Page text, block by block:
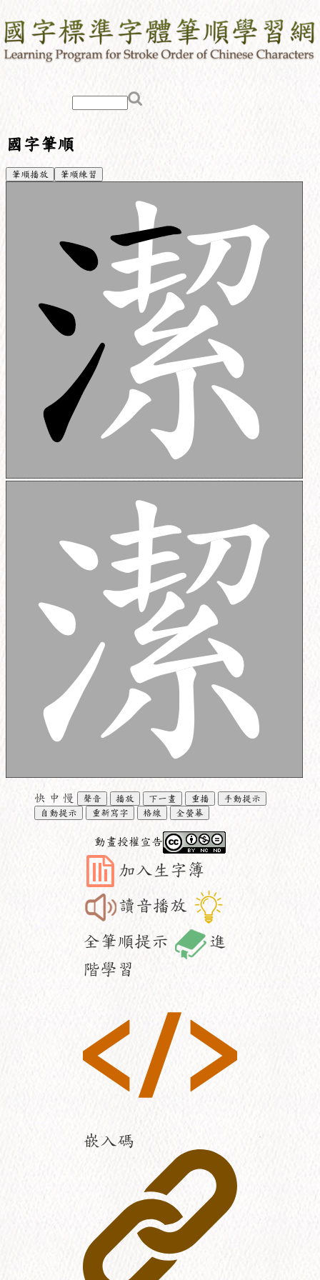
國字筆順
筆順播放 筆順練習
快 中 慢 聲音 播放 下一畫 重播
手動提示
自動提示
重新寫字 格線 全螢幕
動畫授權宣告
加入生字簿
讀音播放
全筆順提示
進
階學習
嵌入碼